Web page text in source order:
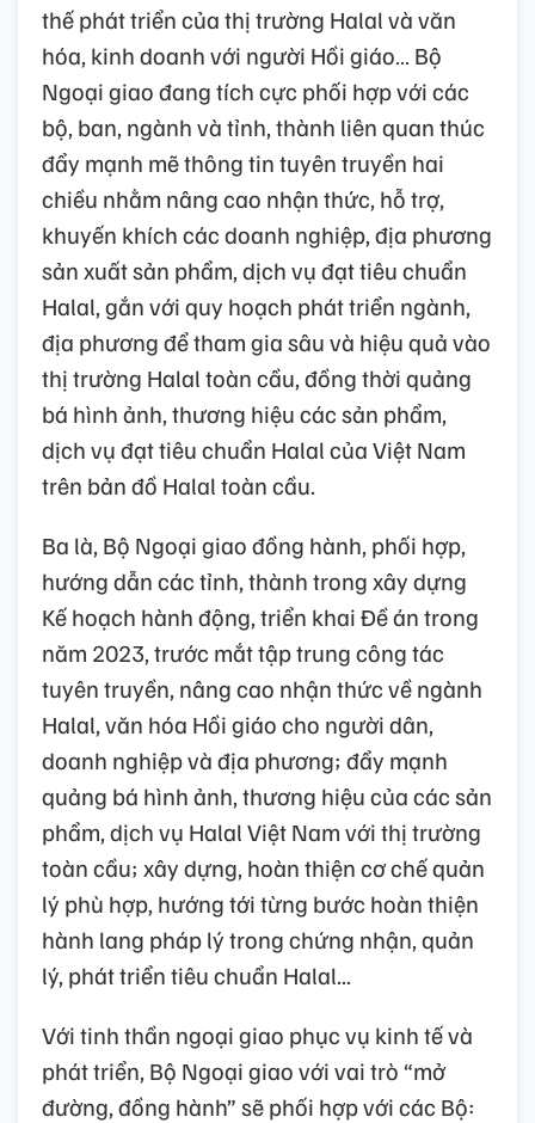
thế phát triển của thị trường Halal và văn
hóa, kinh doanh với người Hồi giáo… Bộ
Ngoại giao đang tích cực phối hợp với các
bộ, ban, ngành và tỉnh, thành liên quan thúc
đẩy mạnh mẽ thông tin tuyên truyền hai
chiều nhằm nâng cao nhận thức, hỗ trợ,
khuyến khích các doanh nghiệp, địa phương
sản xuất sản phẩm, dịch vụ đạt tiêu chuẩn
Halal, gắn với quy hoạch phát triển ngành,
địa phương để tham gia sâu và hiệu quả vào
thị trường Halal toàn cầu, đồng thời quảng
bá hình ảnh, thương hiệu các sản phẩm,
dịch vụ đạt tiêu chuẩn Halal của Việt Nam
trên bản đồ Halal toàn cầu.
Ba là, Bộ Ngoại giao đồng hành, phối hợp,
hướng dẫn các tỉnh, thành trong xây dựng
Kế hoạch hành động, triển khai Đề án trong
năm 2023, trước mắt tập trung công tác
tuyên truyền, nâng cao nhận thức về ngành
Halal, văn hóa Hồi giáo cho người dân,
doanh nghiệp và địa phương; đẩy mạnh
quảng bá hình ảnh, thương hiệu của các sản
phẩm, dịch vụ Halal Việt Nam với thị trường
toàn cầu; xây dựng, hoàn thiện cơ chế quản
lý phù hợp, hướng tới từng bước hoàn thiện
hành lang pháp lý trong chứng nhận, quản
lý, phát triển tiêu chuẩn Halal...
Với tinh thần ngoại giao phục vụ kinh tế và
phát triển, Bộ Ngoại giao với vai trò “mở
đường, đồng hành” sẽ phối hợp với các Bộ: